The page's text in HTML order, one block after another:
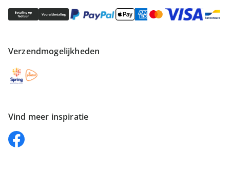
Verzendmogelijkheden
Vind meer inspiratie